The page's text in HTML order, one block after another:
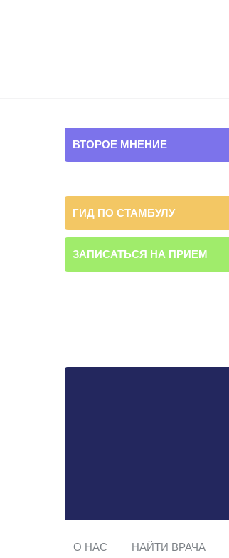
ВТОРОЕ МНЕНИЕ
ГИД ПО СТАМБУЛУ
ЗАПИСАТЬСЯ НА ПРИЕМ
О НАС НАЙТИ ВРАЧА